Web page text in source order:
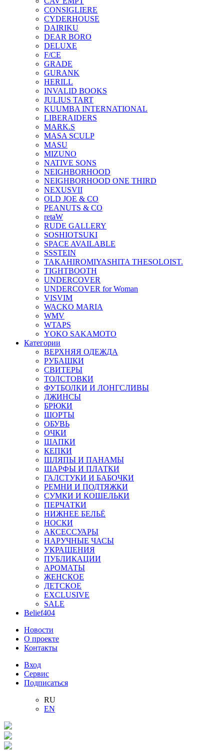
CONSIGLIERE
CYDERHOUSE
DAIRIKU
DEAR BORO
DELUXE
F/CE
GRADE
GURANK
HERILL
INVALID BOOKS
JULIUS TART
KUUMBA INTERNATIONAL
LIBERAIDERS
MARK.S
MASA SCULP
MASU
MIZUNO
NATIVE SONS
NEIGHBORHOOD
NEIGHBORHOOD ONE THIRD
NEXUSVII
OLD JOE & CO
PEANUTS & CO
retaW
RUDE GALLERY
SOSHIOTSUKI
SPACE AVAILABLE
SSSTEIN
TAKAHIROMIYASHITA THESOLOIST.
TIGHTBOOTH
UNDERCOVER
UNDERCOVER for Woman
VISVIM
WACKO MARIA
WMV
WTAPS
YOKO SAKAMOTO
Категории
ВЕРХНЯЯ ОДЕЖДА
РУБАШКИ
СВИТЕРЫ
ТОЛСТОВКИ
ФУТБОЛКИ И ЛОНГСЛИВЫ
ДЖИНСЫ
БРЮКИ
ШОРТЫ
ОБУВЬ
ОЧКИ
ШАПКИ
КЕПКИ
ШЛЯПЫ И ПАНАМЫ
ШАРФЫ И ПЛАТКИ
ГАЛСТУКИ И БАБОЧКИ
РЕМНИ И ПОДТЯЖКИ
СУМКИ И КОШЕЛЬКИ
ПЕРЧАТКИ
НИЖНЕЕ БЕЛЬЁ
НОСКИ
АКСЕССУАРЫ
НАРУЧНЫЕ ЧАСЫ
УКРАШЕНИЯ
ПУБЛИКАЦИИ
АРОМАТЫ
ЖЕНСКОЕ
ДЕТСКОЕ
EXCLUSIVE
SALE
Belief404
Новости
О проекте
Контакты
Вход
Сервис
Подписаться
RU
EN